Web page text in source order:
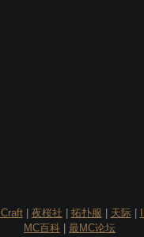
| 夜桜社 拓扑服 天际|
MC百科
最MC论坛